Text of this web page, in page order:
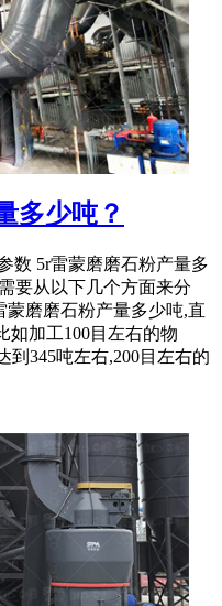
多少吨？
数 5r雷蒙磨磨石粉产量多
要从以下几个方面来分
磨磨石粉产量多少吨,直
如加工100目左右的物
到345吨左右,200目左右的